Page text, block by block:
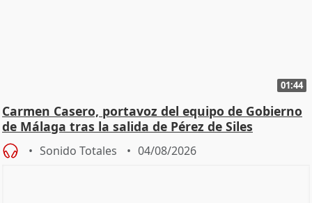
01:44
Carmen Casero, portavoz del equipo de Gobierno
de Málaga tras la salida de Pérez de Siles
Sonido Totales 04/08/2026